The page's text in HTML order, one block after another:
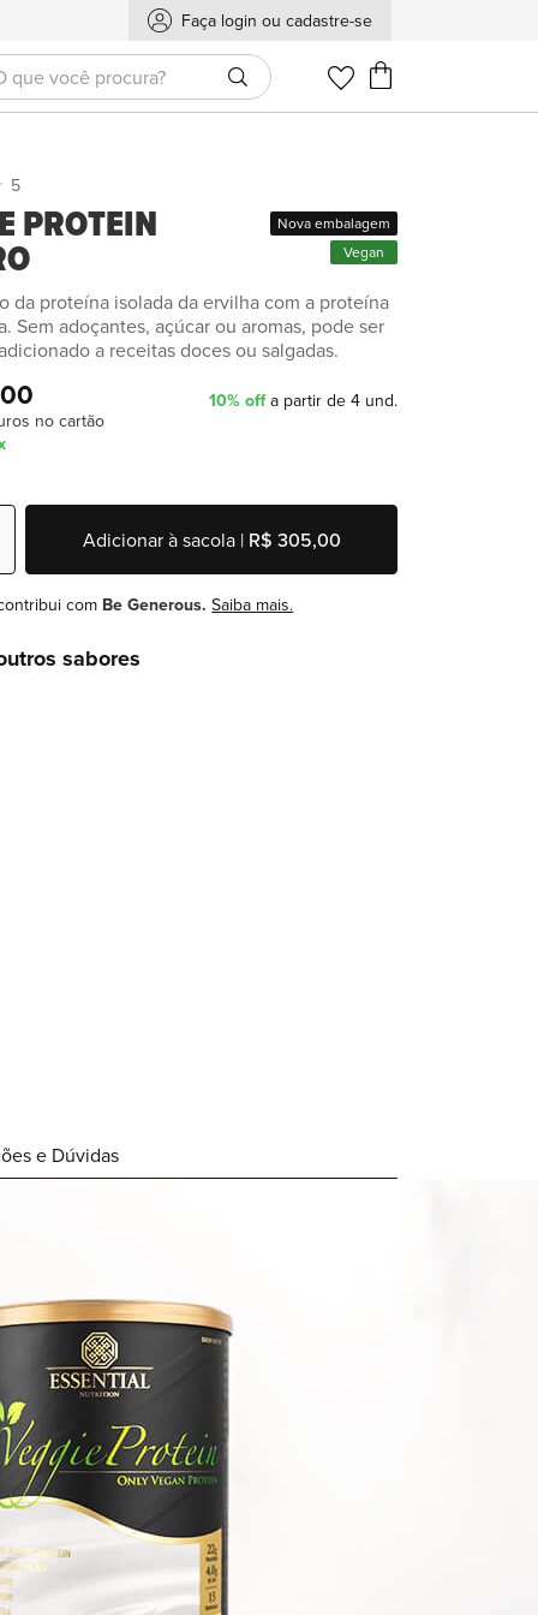
Meu Carrinho
5
PROTEIN
Nova embalagem
Vegan
da proteína isolada da ervilha com a proteína
Sem adoçantes, açúcar ou aromas, pode ser
a receitas doces ou salgadas.
no cartão
10% offa partir de 4 und.
Adicionar à sacola | R$ 305,00
com Be Generous. Saiba mais.
sabores
e Dúvidas
Faça login ou cadastre-se